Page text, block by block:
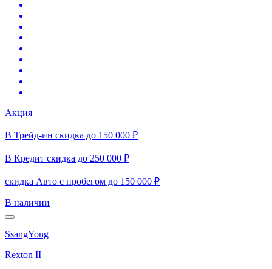
Акция
В Трейд-ин скидка до 150 000 ₽
В Кредит скидка до 250 000 ₽
скидка Авто с пробегом до 150 000 ₽
В наличии
SsangYong
Rexton II